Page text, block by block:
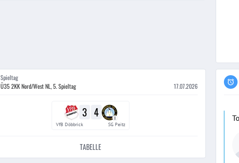
Spieltag
Ü35 2KK Nord/West NL, 5. Spieltag
17.07.2026
3 4 II
VfB Döbbrick SG Peitz
TABELLE